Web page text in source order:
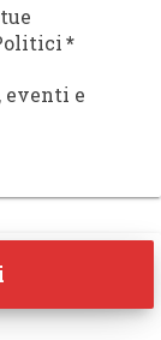
*
eventi e